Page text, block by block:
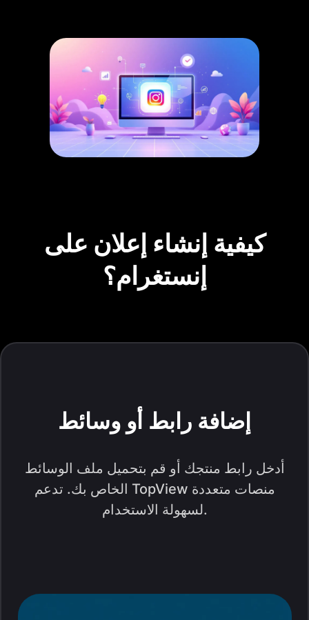
كيفية إنشاء إعلان على
إنستغرام؟
إضافة رابط أو وسائط
أدخل رابط منتجك أو قم بتحميل ملف الوسائط
الخاص بك. تدعم TopView منصات متعددة
لسهولة الاستخدام.